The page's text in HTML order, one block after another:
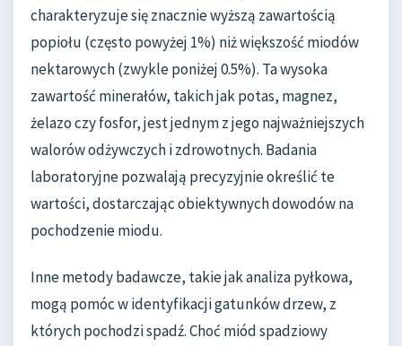
charakteryzuje się znacznie wyższą zawartością
popiołu (często powyżej 1%) niż większość miodów
nektarowych (zwykle poniżej 0.5%). Ta wysoka
zawartość minerałów, takich jak potas, magnez,
żelazo czy fosfor, jest jednym z jego najważniejszych
walorów odżywczych i zdrowotnych. Badania
laboratoryjne pozwalają precyzyjnie określić te
wartości, dostarczając obiektywnych dowodów na
pochodzenie miodu.
Inne metody badawcze, takie jak analiza pyłkowa,
mogą pomóc w identyfikacji gatunków drzew, z
których pochodzi spadź. Choć miód spadziowy